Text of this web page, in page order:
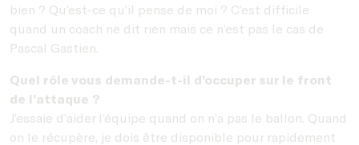
bien ? Qu’est-ce qu’il pense de moi ? C’est difficile
quand un coach ne dit rien mais ce n’est pas le cas de
Pascal Gastien.
Quel rôle vous demande-t-il d’occuper sur le front
de l’attaque ?
J’essaie d’aider l’équipe quand on n’a pas le ballon. Quand
on le récupère, je dois être disponible pour rapidement